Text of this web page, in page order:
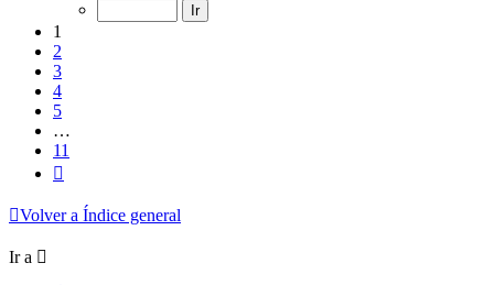
1
2
3
4
5
…
11
Volver a Índice general
Ir a